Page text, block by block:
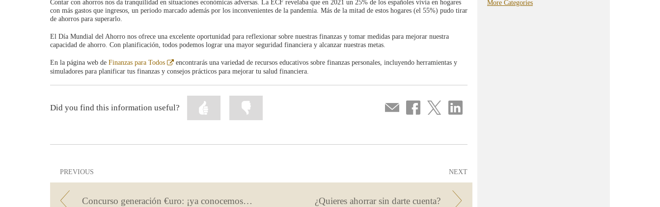
Contar con ahorros nos da tranquilidad en situaciones económicas adversas. La ECF revelaba que en 2021 un 25% de los españoles vivía en hogares
con más gastos que ingresos, un periodo marcado además por los inconvenientes de la pandemia. Más de la mitad de estos hogares (el 55%) pudo tirar
de ahorros para superarlo.
El Día Mundial del Ahorro nos ofrece una excelente oportunidad para reflexionar sobre nuestras finanzas y tomar medidas para mejorar nuestra
capacidad de ahorro. Con planificación, todos podemos lograr una mayor seguridad financiera y alcanzar nuestras metas.
En la página web de Finanzas para Todos
Abre
en
ventana
encontrarás una variedad de recursos educativos sobre finanzas personales, incluyendo herramientas y
simuladores para planificar tus finanzas y consejos prácticos para mejorar tu salud financiera.
Compartir
por
Share
on
Share
on
Share
on
Did you find this information useful?
Mark
information
as
PREVIOUS
Concurso generación €uro: ¡ya conocemos los equipos clasificados para la segunda fase!
NEXT
¿Quieres ahorrar sin darte cuenta?
More Categories